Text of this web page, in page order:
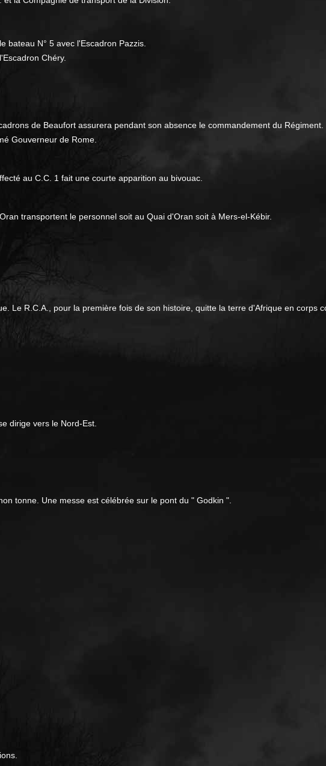
bateau N° 5 avec l'Escadron Pazzis.
Chéry.
de Beaufort assurera pendant son absence le commandement du Régiment.
Gouverneur de Rome.
au C.C. 1 fait une courte apparition au bivouac.
transportent le personnel soit au Quai d'Oran soit à Mers-el-Kébir.
Le R.C.A., pour la première fois de son histoire, quitte la terre d'Afrique en corps
dirige vers le Nord-Est.
tonne. Une messe est célébrée sur le pont du " Godkin ".